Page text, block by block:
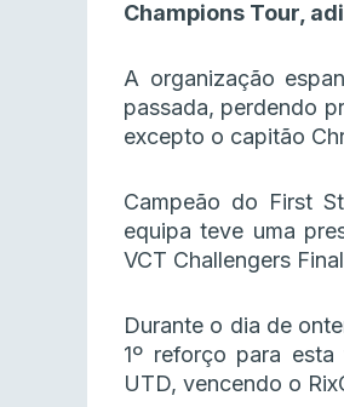
Champions Tour,
A organização
passada, perdendo
excepto o capitão
Campeão do First
equipa teve uma
VCT Challengers
Durante o dia de
1º reforço para
UTD, vencendo o